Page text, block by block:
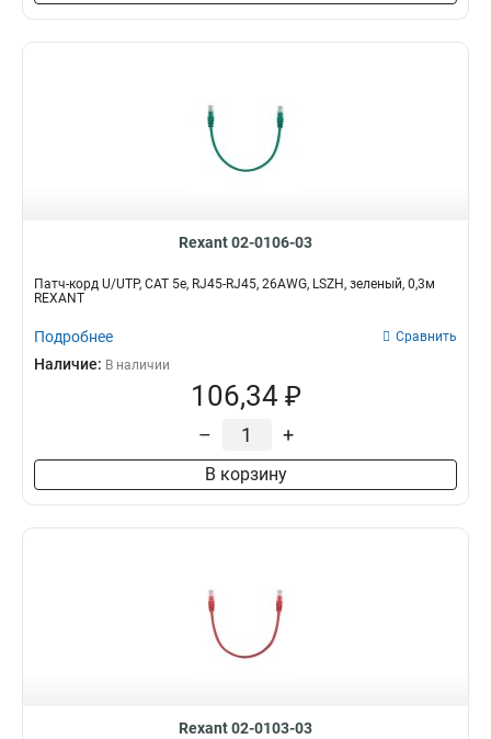
Rexant 02-0106-03
Патч-корд U/UTP, CAT 5e, RJ45-RJ45, 26AWG, LSZH, зеленый, 0,3м
REXANT
Подробнее Сравнить
Наличие: В наличии
106,34 ₽
– +
В корзину
Rexant 02-0103-03